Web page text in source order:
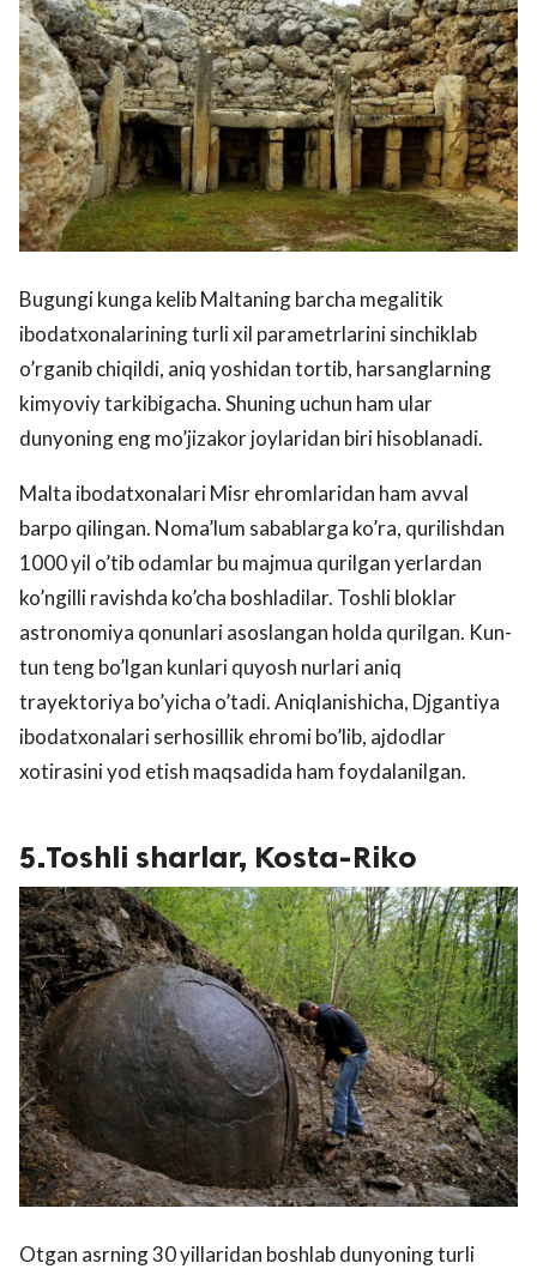
Bugungi kunga kelib Maltaning barcha megalitik
ibodatxonalarining turli xil parametrlarini sinchiklab
o’rganib chiqildi, aniq yoshidan tortib, harsanglarning
kimyoviy tarkibigacha. Shuning uchun ham ular
dunyoning eng mo’jizakor joylaridan biri hisoblanadi.
Malta ibodatxonalari Misr ehromlaridan ham avval
barpo qilingan. Noma’lum sabablarga ko’ra, qurilishdan
1000 yil o’tib odamlar bu majmua qurilgan yerlardan
ko’ngilli ravishda ko’cha boshladilar. Toshli bloklar
astronomiya qonunlari asoslangan holda qurilgan. Kun-
tun teng bo’lgan kunlari quyosh nurlari aniq
trayektoriya bo’yicha o’tadi. Aniqlanishicha, Djgantiya
ibodatxonalari serhosillik ehromi bo’lib, ajdodlar
xotirasini yod etish maqsadida ham foydalanilgan.
5.Toshli sharlar, Kosta-Riko
Otgan asrning 30 yillaridan boshlab dunyoning turli